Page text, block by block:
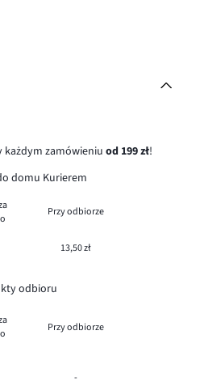
każdym zamówieniuod 199 zł!
domu Kurierem
Przy odbiorze
13,50 zł
odbioru
Przy odbiorze
-